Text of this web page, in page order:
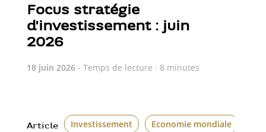
Focus stratégie
d'investissement : juin
2026
18 juin 2026- Temps de lecture : 8 minutes
Article Investissement Economie mondiale